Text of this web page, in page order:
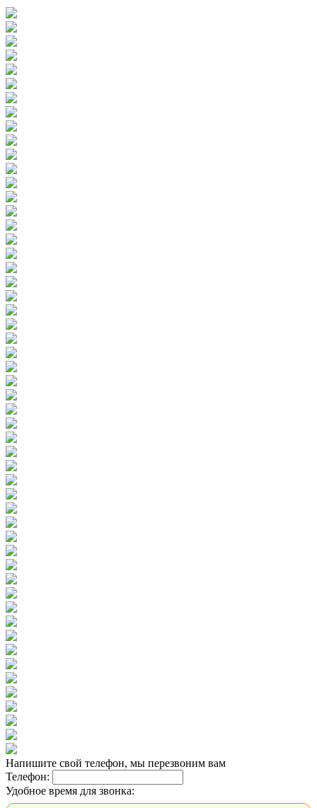
Напишите свой телефон, мы перезвоним вам
Телефон:
Удобное время для звонка: